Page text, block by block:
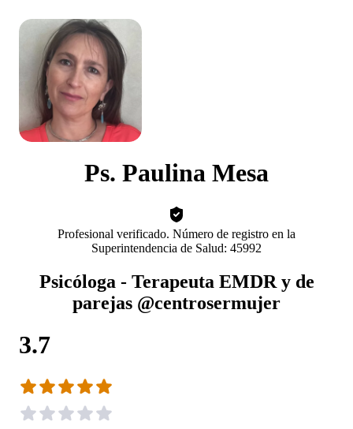
Ps. Paulina Mesa
Profesional verificado. Número de registro en la
Superintendencia de Salud: 45992
Psicóloga - Terapeuta EMDR y de
parejas @centrosermujer
3.7